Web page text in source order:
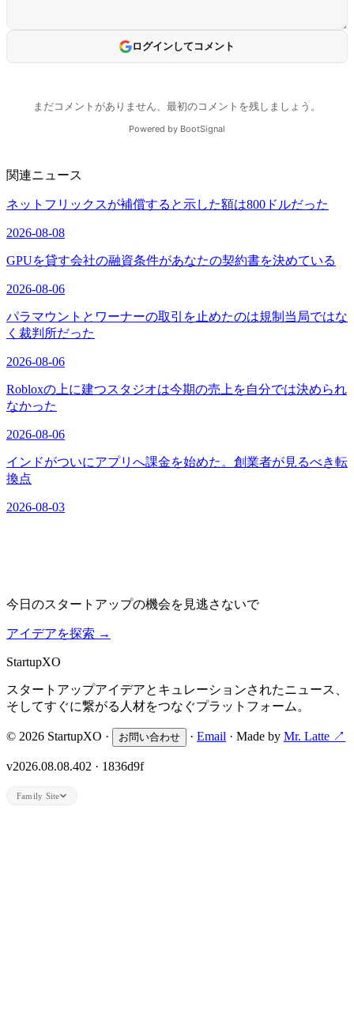
関連ニュース
ネットフリックスが補償すると示した額は800ドルだった
2026-08-08
GPUを貸す会社の融資条件があなたの契約書を決めている
2026-08-06
パラマウントとワーナーの取引を止めたのは規制当局ではな
く裁判所だった
2026-08-06
Robloxの上に建つスタジオは今期の売上を自分では決められ
なかった
2026-08-06
インドがついにアプリへ課金を始めた。創業者が見るべき転
換点
2026-08-03
今日のスタートアップの機会を見逃さないで
アイデアを探索 →
StartupXO
スタートアップアイデアとキュレーションされたニュース、
そしてすぐに繋がる人材をつなぐプラットフォーム。
© 2026 StartupXO · お問い合わせ · Email · Made by Mr. Latte ↗
v2026.08.08.402 · 1836d9f
Family Site